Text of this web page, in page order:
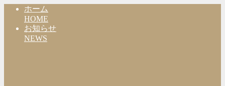
ホーム
HOME
お知らせ
NEWS